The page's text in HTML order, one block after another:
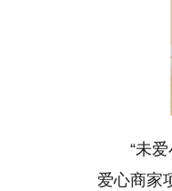
“未
爱心商家